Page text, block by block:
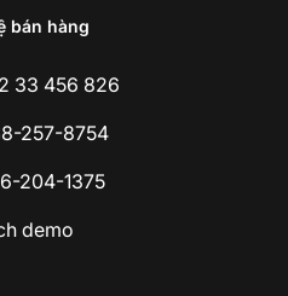
bán hàng
33 456 826
257-8754
204-1375
demo